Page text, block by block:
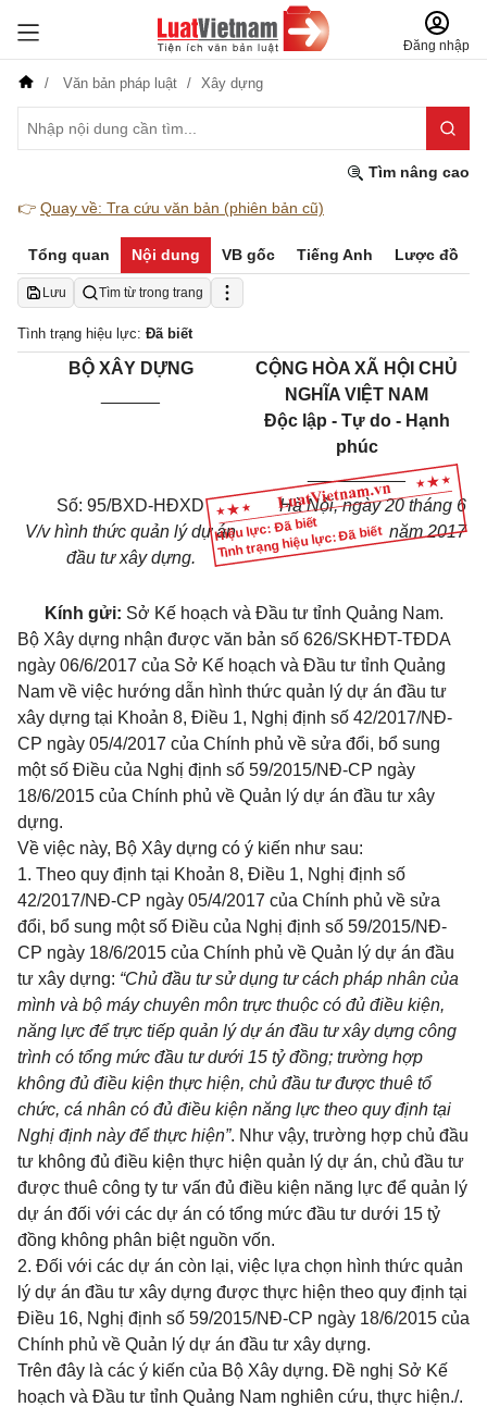
Đăng nhập
Văn bản pháp luật Xây dựng
Tìm nâng cao
👉 Quay về: Tra cứu văn bản (phiên bản cũ)
Tổng quan Nội dung VB gốc Tiếng Anh Lược đồ
Lưu Tìm từ trong trang
Tình trạng hiệu lực: Đã biết
Hiệu lực: Đã biết
Tình trạng hiệu lực: Đã biết
BỘ XÂY DỰNG
CỘNG HÒA XÃ HỘI CHỦ
NGHĨA VIỆT NAM
Độc lập - Tự do - Hạnh
phúc
__________
Số: 95/BXD-HĐXD
V/v hình thức quản lý dự án
đầu tư xây dựng.
Hà Nội, ngày 20 tháng 6
năm 2017
Kính gửi: Sở Kế hoạch và Đầu tư tỉnh Quảng Nam.
Bộ Xây dựng nhận được văn bản số 626/SKHĐT-TĐDA
ngày 06/6/2017 của Sở Kế hoạch và Đầu tư tỉnh Quảng
Nam về việc hướng dẫn hình thức quản lý dự án đầu tư
xây dựng tại Khoản 8, Điều 1, Nghị định số 42/2017/NĐ-
CP ngày 05/4/2017 của Chính phủ về sửa đổi, bổ sung
một số Điều của Nghị định số 59/2015/NĐ-CP ngày
18/6/2015 của Chính phủ về Quản lý dự án đầu tư xây
dựng.
Về việc này, Bộ Xây dựng có ý kiến như sau:
1. Theo quy định tại Khoản 8, Điều 1, Nghị định số
42/2017/NĐ-CP ngày 05/4/2017 của Chính phủ về sửa
đổi, bổ sung một số Điều của Nghị định số 59/2015/NĐ-
CP ngày 18/6/2015 của Chính phủ về Quản lý dự án đầu
tư xây dựng: “Chủ đầu tư sử dụng tư cách pháp nhân của
mình và bộ máy chuyên môn trực thuộc có đủ điều kiện,
năng lực để trực tiếp quản lý dự án đầu tư xây dựng công
trình có tổng mức đầu tư dưới 15 tỷ đồng; trường hợp
không đủ điều kiện thực hiện, chủ đầu tư được thuê tổ
chức, cá nhân có đủ điều kiện năng lực theo quy định tại
Nghị định này để thực hiện”. Như vậy, trường hợp chủ đầu
tư không đủ điều kiện thực hiện quản lý dự án, chủ đầu tư
được thuê công ty tư vấn đủ điều kiện năng lực để quản lý
dự án đối với các dự án có tổng mức đầu tư dưới 15 tỷ
đồng không phân biệt nguồn vốn.
2. Đối với các dự án còn lại, việc lựa chọn hình thức quản
lý dự án đầu tư xây dựng được thực hiện theo quy định tại
Điều 16, Nghị định số 59/2015/NĐ-CP ngày 18/6/2015 của
Chính phủ về Quản lý dự án đầu tư xây dựng.
Trên đây là các ý kiến của Bộ Xây dựng. Đề nghị Sở Kế
hoạch và Đầu tư tỉnh Quảng Nam nghiên cứu, thực hiện./.